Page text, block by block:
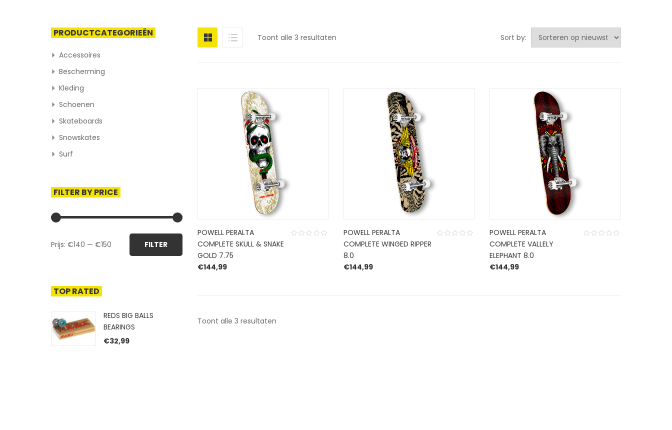
PRODUCTCATEGORIEËN
Accessoires
Bescherming
Kleding
Schoenen
Skateboards
Snowskates
Surf
FILTER BY PRICE
prijs
prijs
FILTER
Prijs: €140 — €150
TOP RATED
REDS BIG BALLS
BEARINGS
€32,99
Toont alle 3 resultatenGesorteerd
Sort by:
POWELL PERALTA
COMPLETE SKULL & SNAKE
GOLD 7.75
€144,99
POWELL PERALTA
COMPLETE WINGED RIPPER
8.0
€144,99
POWELL PERALTA
COMPLETE VALLELY
ELEPHANT 8.0
€144,99
Toont alle 3 resultatenGesorteerd